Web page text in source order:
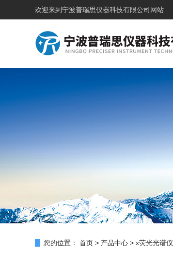
欢迎来到 宁波普瑞思仪器科技有限公司网站
您的位置： 首页 > 产品中心 > x荧光光谱仪